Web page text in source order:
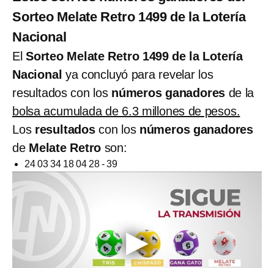
Sorteo Melate Retro 1499 de la Lotería
Nacional
El Sorteo Melate Retro 1499 de la Lotería
Nacional ya concluyó para revelar los
resultados con los números ganadores de la
bolsa acumulada de 6.3 millones de pesos.
Los resultadoscon losnúmeros ganadores
de Melate Retro son:
24 03 34 18 04 28 - 39